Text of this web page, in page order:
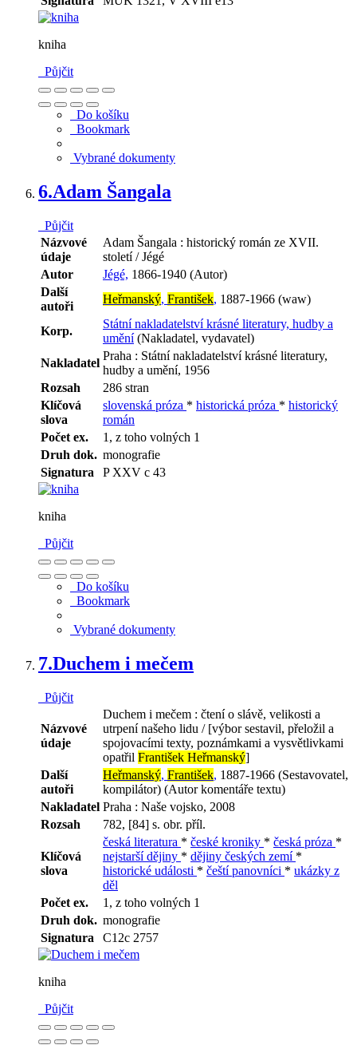
kniha
Půjčit
Do košíku
Bookmark
Vybrané dokumenty
6.Adam Šangala
Půjčit
Názvové
údaje
Adam Šangala : historický román ze XVII.
století / Jégé
Autor
Jégé, 1866-1940 (Autor)
Další
autoři
Heřmanský, František, 1887-1966 (waw)
Korp.
Státní nakladatelství krásné literatury, hudby a
umění(Nakladatel, vydavatel)
Nakladatel
Praha : Státní nakladatelství krásné literatury,
hudby a umění, 1956
Rozsah
286 stran
Klíčová
slova
slovenská próza * historická próza * historický
román
Počet ex.
1, z toho volných 1
Druh dok. monografie
Signatura
P XXV c 43
kniha
Půjčit
Do košíku
Bookmark
Vybrané dokumenty
7.Duchem i mečem
Půjčit
Názvové
údaje
Duchem i mečem : čtení o slávě, velikosti a
utrpení našeho lidu / [výbor sestavil, přeložil a
spojovacími texty, poznámkami a vysvětlivkami
opatřil František Heřmanský]
Další
autoři
Heřmanský, František, 1887-1966 (Sestavovatel,
kompilátor) (Autor komentáře textu)
Nakladatel Praha : Naše vojsko, 2008
Rozsah
782, [84] s. obr. příl.
Klíčová
slova
česká literatura * české kroniky * česká próza *
nejstarší dějiny * dějiny českých zemí *
historické události * čeští panovníci * ukázky z
děl
Počet ex.
1, z toho volných 1
Druh dok. monografie
Signatura
C12c 2757
kniha
Půjčit